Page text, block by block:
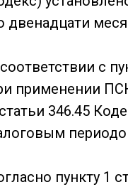
двенадцати
с
применении
346.45
пункту 1